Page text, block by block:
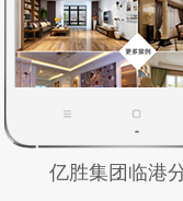
亿胜集团临港